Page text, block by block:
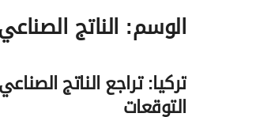
الوسم: الناتج
تركيا: تراجع الناتج
التوقعات